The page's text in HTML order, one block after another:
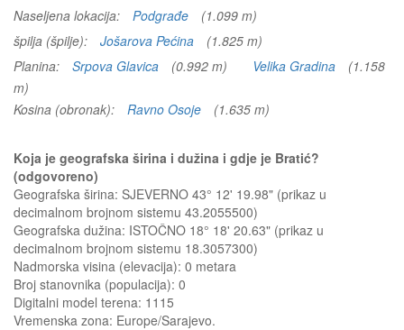
Naseljena lokacija:
Podgrađe
(1.099 m)
špilja (špilje):
Jošarova Pećina
(1.825 m)
Planina:
Srpova Glavica (0.992 m) Velika Gradina
(1.158
m)
Kosina (obronak):
Ravno Osoje (1.635 m)
Koja je geografska širina i dužina i gdje je Bratić?
(odgovoreno)
Geografska širina: SJEVERNO 43° 12' 19.98" (prikaz u
decimalnom brojnom sistemu 43.2055500)
Geografska dužina: ISTOČNO 18° 18' 20.63" (prikaz u
decimalnom brojnom sistemu 18.3057300)
Nadmorska visina (elevacija): 0 metara
Broj stanovnika (populacija): 0
Digitalni model terena: 1115
Vremenska zona: Europe/Sarajevo.